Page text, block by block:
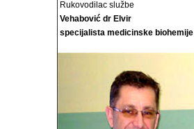
Rukovodilac službe
Vehabović dr Elvir
specijalista medicinske biohemije